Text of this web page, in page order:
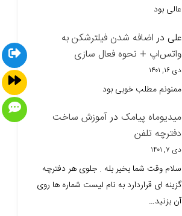
عالی بود
علی دراضافه شدن فیلترشکن به
واتس‌اپ + نحوه فعال سازی
دی ۱۶, ۱۴۰۱
ممنونم مطلب خوبی بود
میدیوماه پیامک درآموزش ساخت
دفترچه تلفن
دی ۷, ۱۴۰۱
سلام وقت شما بخیر بله . جلوی هر دفترچه
گزینه ای قراردارد به نام لیست شماره ها روی
آن بزنید…